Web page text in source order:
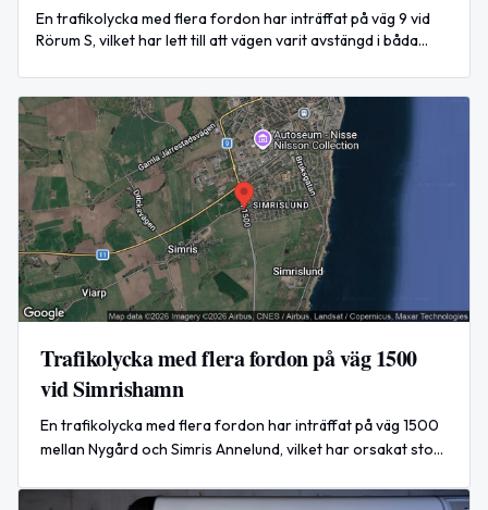
En trafikolycka med flera fordon har inträffat på väg 9 vid
Rörum S, vilket har lett till att vägen varit avstängd i båda
Trafikolycka med flera fordon på väg 1500
vid Simrishamn
En trafikolycka med flera fordon har inträffat på väg 1500
mellan Nygård och Simris Annelund, vilket har orsakat stor